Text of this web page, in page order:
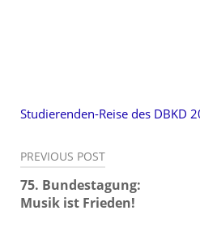
Studierenden-Reise des DBKD
Beitragsnavigation
PREVIOUS POST
75. Bundestagung:
Musik ist Frieden!